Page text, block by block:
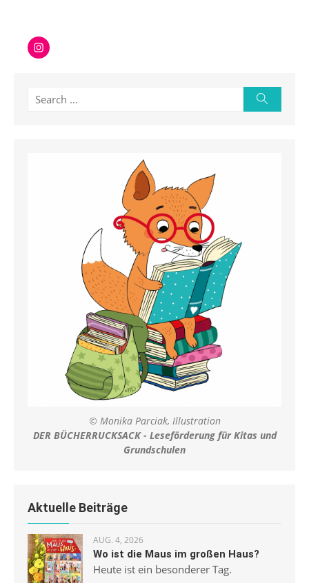
Instagram
Search
© Monika Parciak, Illustration
DER BÜCHERRUCKSACK - Leseförderung für Kitas und
Grundschulen
Aktuelle Beiträge
AUG. 4, 2026
Wo ist die Maus im großen Haus?
Heute ist ein besonderer Tag.